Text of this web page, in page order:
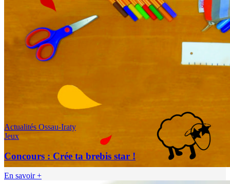
Actualités Ossau-Iraty
Jeux
Concours : Crée ta brebis star !
En savoir +